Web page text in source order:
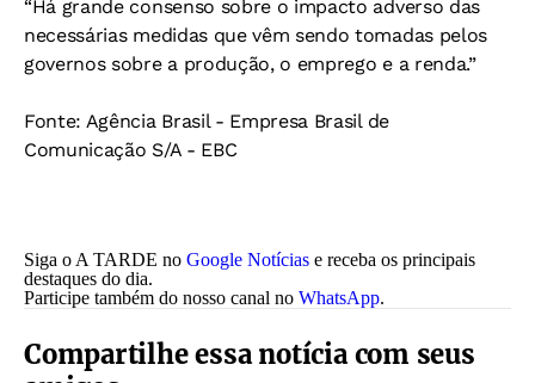
“Há grande consenso sobre o impacto adverso das
necessárias medidas que vêm sendo tomadas pelos
governos sobre a produção, o emprego e a renda.”
Fonte: Agência Brasil - Empresa Brasil de
Comunicação S/A - EBC
Siga o A TARDE no Google Notícias e receba os principais
destaques do dia.
Participe também do nosso canal no WhatsApp.
Compartilhe essa notícia com seus